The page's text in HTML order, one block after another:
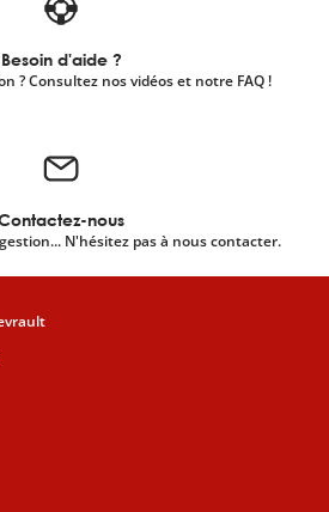
Besoin d'aide ?
? Consultez nos vidéos et notre FAQ !
nous
N'hésitez pas à nous contacter.